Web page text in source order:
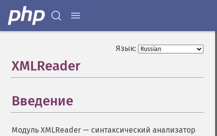
Язык:
XMLReader
Введение
Модуль XMLReader — синтаксический анализатор